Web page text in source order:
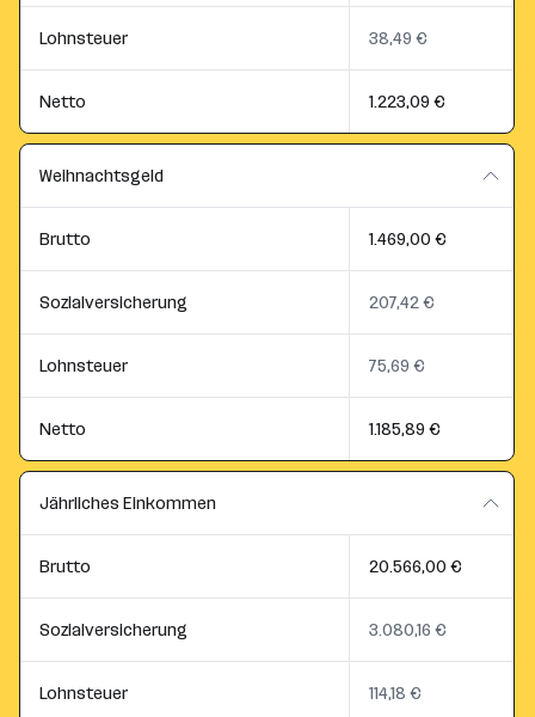
Lohnsteuer 38,49 €
Netto 1.223,09 €
Weihnachtsgeld
Brutto 1.469,00 €
Sozialversicherung 207,42 €
Lohnsteuer 75,69 €
Netto 1.185,89 €
Jährliches Einkommen
Brutto 20.566,00 €
Sozialversicherung 3.080,16 €
Lohnsteuer 114,18 €